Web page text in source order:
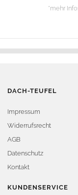
*mehr
DACH-TEUFEL
Impressum
Widerrufsrecht
AGB
Datenschutz
Kontakt
KUNDENSERVICE